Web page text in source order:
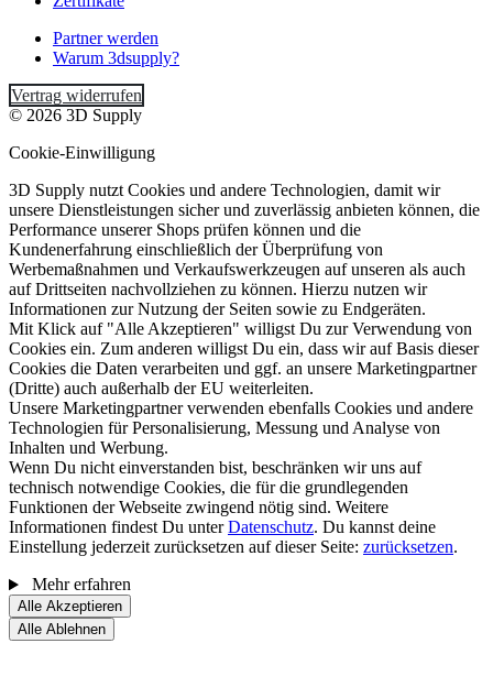
Partner werden
Warum 3dsupply?
Vertrag widerrufen
© 2026 3D Supply
Cookie-Einwilligung
3D Supply nutzt Cookies und andere Technologien, damit wir
unsere Dienstleistungen sicher und zuverlässig anbieten können, die
Performance unserer Shops prüfen können und die
Kundenerfahrung einschließlich der Überprüfung von
Werbemaßnahmen und Verkaufswerkzeugen auf unseren als auch
auf Drittseiten nachvollziehen zu können. Hierzu nutzen wir
Informationen zur Nutzung der Seiten sowie zu Endgeräten.
Mit Klick auf "Alle Akzeptieren" willigst Du zur Verwendung von
Cookies ein. Zum anderen willigst Du ein, dass wir auf Basis dieser
Cookies die Daten verarbeiten und ggf. an unsere Marketingpartner
(Dritte) auch außerhalb der EU weiterleiten.
Unsere Marketingpartner verwenden ebenfalls Cookies und andere
Technologien für Personalisierung, Messung und Analyse von
Inhalten und Werbung.
Wenn Du nicht einverstanden bist, beschränken wir uns auf
technisch notwendige Cookies, die für die grundlegenden
Funktionen der Webseite zwingend nötig sind. Weitere
Informationen findest Du unterDatenschutz. Du kannst deine
Einstellung jederzeit zurücksetzen auf dieser Seite: zurücksetzen.
Mehr erfahren
Alle Akzeptieren
Alle Ablehnen